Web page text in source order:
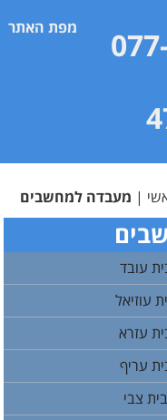
מפת האתר
-
| מעבדה למחשבים
עובד
עוזיאל
עזרא
עריף
צבי